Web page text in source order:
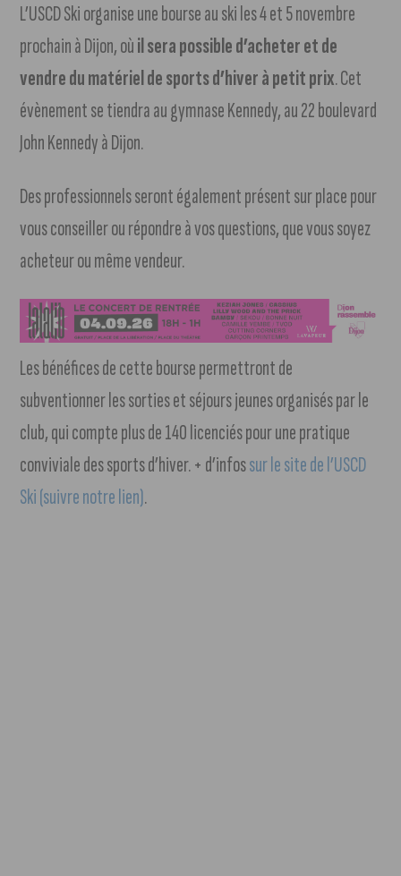
L’USCD Ski organise une bourse au ski les 4 et 5 novembre
prochain à Dijon, oùil sera possible d’acheter et de
vendre du matériel de sports d’hiver à petit prix. Cet
évènement se tiendra au gymnase Kennedy, au 22 boulevard
John Kennedy à Dijon.
Des professionnels seront également présent sur place pour
vous conseiller ou répondre à vos questions, que vous soyez
acheteur ou même vendeur.
Les bénéfices de cette bourse permettront de
subventionner les sorties et séjours jeunes organisés par le
club, qui compte plus de 140 licenciés pour une pratique
conviviale des sports d’hiver. + d’infossur le site de l’USCD
Ski (suivre notre lien).